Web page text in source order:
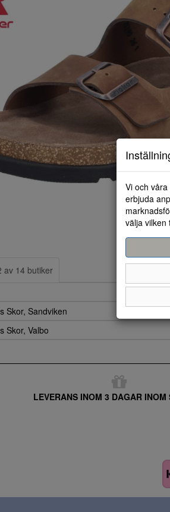
av 14 butiker
Skor, Sandviken
Skor, Valbo
LEVERANS INOM 3 DAGAR INOM
Vi och
erbjuda
välja vilken